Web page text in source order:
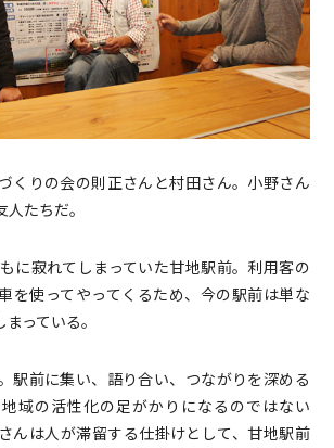
くりの会の則正さんと村田さん。小野さん
たちだ。
に寂れてしまっていた甘地駅前。利用客の
を使ってやってくるため、今の駅前は単な
っている。
駅前に集い、語り合い、つながりを深める
域の活性化の足がかりになるのではない
んは人が滞留する仕掛けとして、甘地駅前